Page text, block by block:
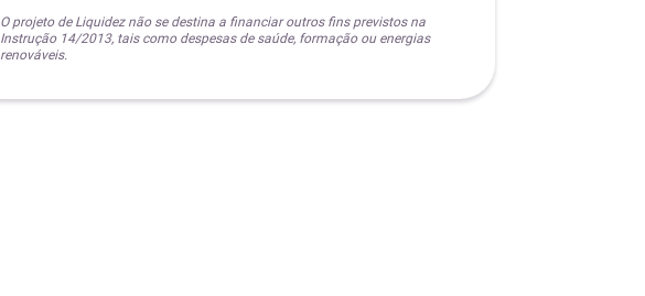
O projeto de Liquidez não se destina a financiar outros fins previstos na
Instrução 14/2013, tais como despesas de saúde, formação ou energias
renováveis.